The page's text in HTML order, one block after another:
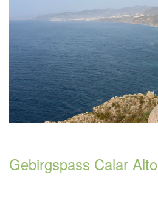
Gebirgspass Calar Alto